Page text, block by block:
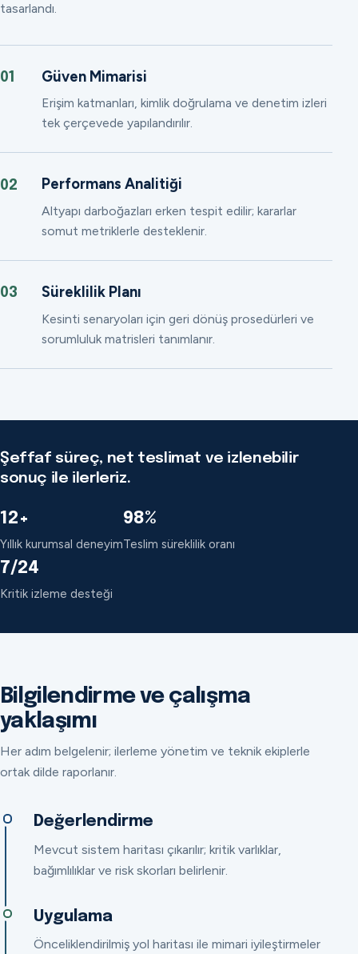
tasarlandı.
01 Güven Mimarisi
Erişim katmanları, kimlik doğrulama ve denetim izleri
tek çerçevede yapılandırılır.
02 Performans Analitiği
Altyapı darboğazları erken tespit edilir; kararlar
somut metriklerle desteklenir.
03 Süreklilik Planı
Kesinti senaryoları için geri dönüş prosedürleri ve
sorumluluk matrisleri tanımlanır.
Şeffaf süreç, net teslimat ve izlenebilir
sonuç ile ilerleriz.
12+
Yıllık kurumsal deneyim
98%
Teslim süreklilik oranı
7/24
Kritik izleme desteği
Bilgilendirme ve çalışma
yaklaşımı
Her adım belgelenir; ilerleme yönetim ve teknik ekiplerle
ortak dilde raporlanır.
Değerlendirme
Mevcut sistem haritası çıkarılır; kritik varlıklar,
bağımlılıklar ve risk skorları belirlenir.
Uygulama
Önceliklendirilmiş yol haritası ile mimari iyileştirmeler